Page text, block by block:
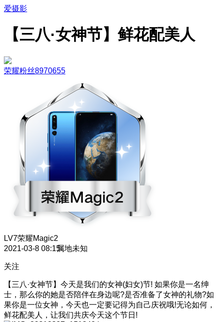
爱摄影
【三八·女神节】鲜花配美人
荣耀粉丝8970655
LV7荣耀Magic2
2021-03-8 08:15属地未知
关注
【三八·女神节】今天是我们的女神(妇女)节! 如果你是一名绅
士，那么你的她是否陪伴在身边呢?是否准备了女神的礼物?如
果你是一位女神，今天也一定要记得为自己庆祝哦!无论如何，
鲜花配美人，让我们共庆今天这个节日!